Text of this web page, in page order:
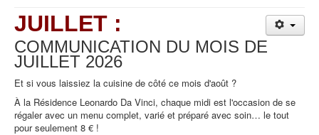
Description
Services
Projet de vie
Encadrement
Situation
JUILLET :
COMMUNICATION DU MOIS DE
JUILLET 2026
Et si vous laissiez la cuisine de côté ce mois d'août ?
À la Résidence Leonardo Da Vinci, chaque midi est l'occasion de se
régaler avec un menu complet, varié et préparé avec soin… le tout
pour seulement 8 € !